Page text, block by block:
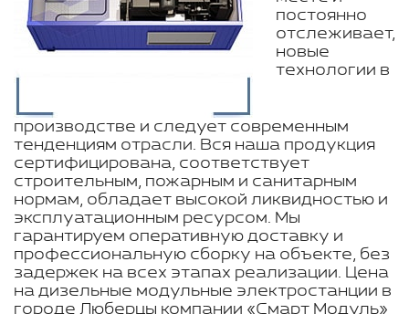
постоянно
отслеживает,
новые
технологии в
производстве и следует современным
тенденциям отрасли. Вся наша продукция
сертифицирована, соответствует
строительным, пожарным и санитарным
нормам, обладает высокой ликвидностью и
эксплуатационным ресурсом. Мы
гарантируем оперативную доставку и
профессиональную сборку на объекте, без
задержек на всех этапах реализации. Цена
на дизельные модульные электростанции в
городе Люберцы компании «Смарт Модуль»